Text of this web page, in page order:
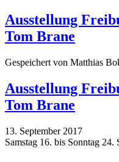
Ausstellung
Tom Brane
Gespeichert von Matthias
Ausstellung
Tom Brane
13. September 2017
Samstag 16. bis Sonntag